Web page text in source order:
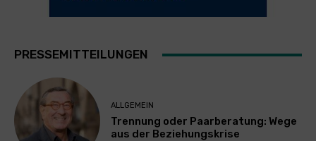
PRESSEMITTEILUNGEN
ALLGEMEIN
Trennung oder Paarberatung: Wege
aus der Beziehungskrise